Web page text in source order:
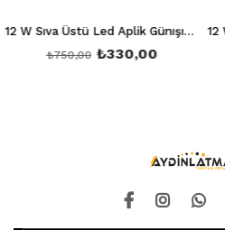
12 W Sıva Üstü Led Aplik Günışığı 3200K Ct 7074
₺330,00
₺750,00